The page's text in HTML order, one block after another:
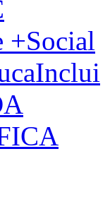
+Social